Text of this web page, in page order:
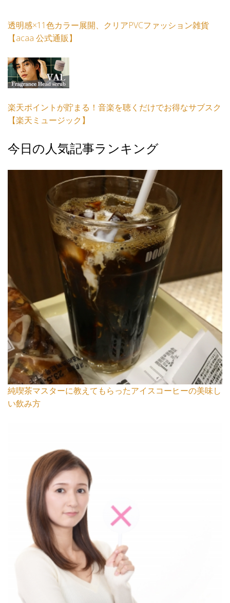
透明感×11色カラー展開、クリアPVCファッション雑貨
【acaa 公式通販】
楽天ポイントが貯まる！音楽を聴くだけでお得なサブスク
【楽天ミュージック】
今日の人気記事ランキング
純喫茶マスターに教えてもらったアイスコーヒーの美味し
い飲み方